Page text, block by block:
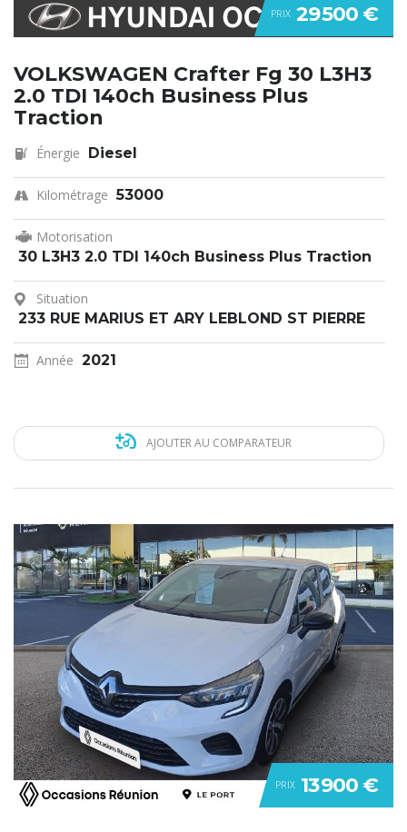
PRIX 29 500 €
VOLKSWAGEN Crafter Fg 30 L3H3
2.0 TDI 140ch Business Plus
Traction
Énergie Diesel
Kilométrage 53000
Motorisation
30 L3H3 2.0 TDI 140ch Business Plus Traction
Situation
233 RUE MARIUS ET ARY LEBLOND ST PIERRE
Année 2021
AJOUTER AU COMPARATEUR
PRIX 13 900 €